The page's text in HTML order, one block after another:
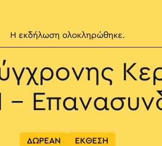
Η εκδήλωση ολοκληρώθηκε.
–
ΔΩΡΕΑΝ ΕΚΘΕΣΗ